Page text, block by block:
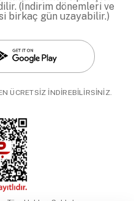
(İndirim dönemleri ve
birkaç gün uzayabilir.)
ÜCRETSİZ İNDİREBİLİRSİNİZ.